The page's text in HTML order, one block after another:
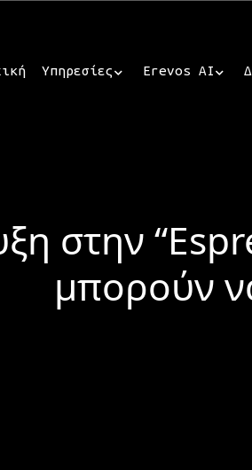
Υπηρεσίες Erevos AI
στην
μπορούν